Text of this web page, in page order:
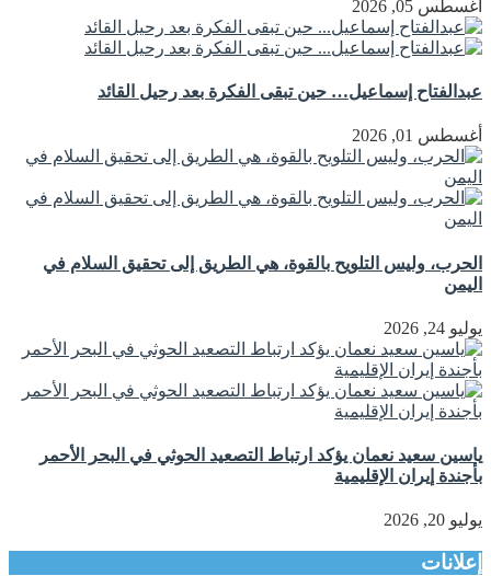
أغسطس 05, 2026
عبدالفتاح إسماعيل… حين تبقى الفكرة بعد رحيل القائد
أغسطس 01, 2026
الحرب، وليس التلويح بالقوة، هي الطريق إلى تحقيق السلام في
اليمن
يوليو 24, 2026
ياسين سعيد نعمان يؤكد ارتباط التصعيد الحوثي في البحر الأحمر
بأجندة إيران الإقليمية
يوليو 20, 2026
إعلانات